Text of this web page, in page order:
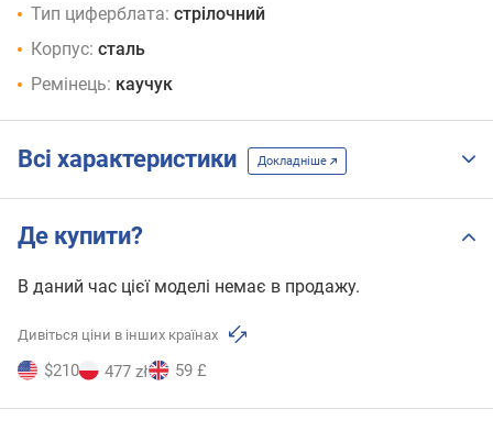
Тип циферблата: стрілочний
Корпус: сталь
Ремінець: каучук
Всі характеристики Докладніше
Де купити?
В даний час цієї моделі немає в продажу.
Дивіться ціни в інших країнах
$210 477 zł 59 £